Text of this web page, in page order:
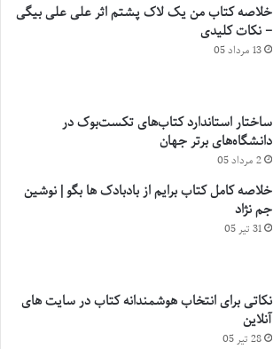
خلاصه کتاب من یک لاک پشتم اثر علی علی بیگی
– نکات کلیدی
13 مرداد 05
ساختار استاندارد کتاب‌های تکست‌بوک در
دانشگاه‌های برتر جهان
2 مرداد 05
خلاصه کامل کتاب برایم از بادبادک ها بگو | نوشین
جم نژاد
31 تیر 05
نکاتی برای انتخاب هوشمندانه کتاب در سایت های
آنلاین
28 تیر 05